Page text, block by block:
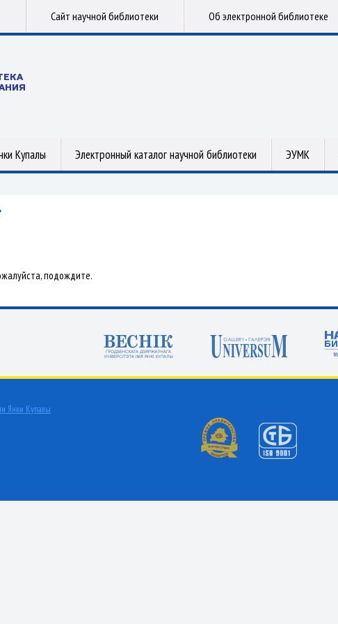
Сайт научной библиотеки Об электронной библиотеке
Купалы Электронный каталог научной библиотеки ЭУМК
подождите.
Янки Купалы